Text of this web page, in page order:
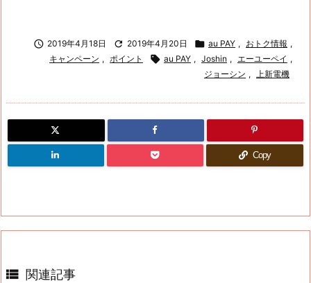
 2019年4月18日  2019年4月20日  au PAY , おトク情報 ,
キャンペーン , ポイント  au PAY , Joshin , エーユーペイ ,
ジョーシン , 上新電機
Copy
 関連記事